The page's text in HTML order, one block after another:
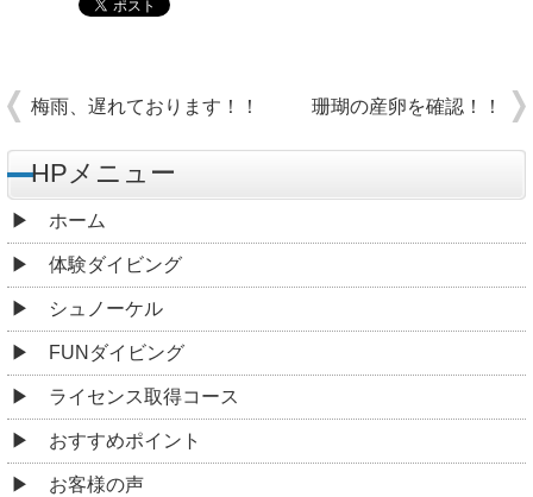
梅雨、遅れております！！ 珊瑚の産卵を確認！！
HPメニュー
ホーム
体験ダイビング
シュノーケル
FUNダイビング
ライセンス取得コース
おすすめポイント
お客様の声